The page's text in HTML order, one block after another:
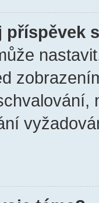
příspěvek